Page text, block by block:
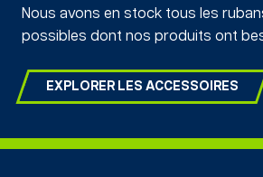
Nous avons en stock tous les
possibles dont nos produits ont
EXPLORER LES ACCESSOIRES